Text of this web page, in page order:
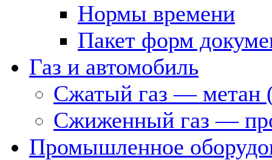
Нормы времени
Пакет форм
Газ и автомобиль
Сжатый газ — метан
Сжиженный газ —
Промышленное